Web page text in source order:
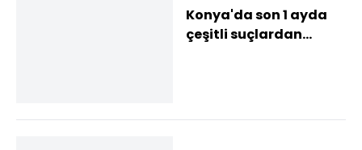
Konya'da son 1 ayda
çeşitli suçlardan